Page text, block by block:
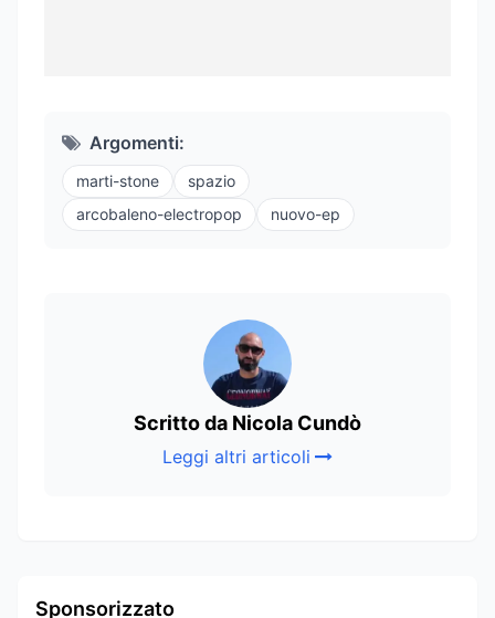
Argomenti:
marti-stone
spazio
arcobaleno-electropop
nuovo-ep
Scritto da Nicola Cundò
Leggi altri articoli
Sponsorizzato